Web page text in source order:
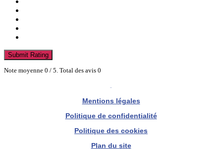
Submit Rating
Note moyenne 0 / 5. Total des avis 0
Mentions légales
Politique de confidentialité
Politique des cookies
Plan du site